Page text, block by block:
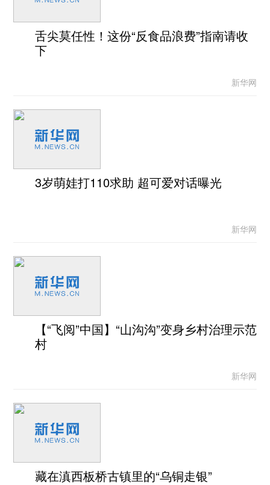
舌尖莫任性！这份“反食品浪费”指南请收
下
新华网
3岁萌娃打110求助 超可爱对话曝光
新华网
【“飞阅”中国】“山沟沟”变身乡村治理示范
村
新华网
藏在滇西板桥古镇里的“乌铜走银”